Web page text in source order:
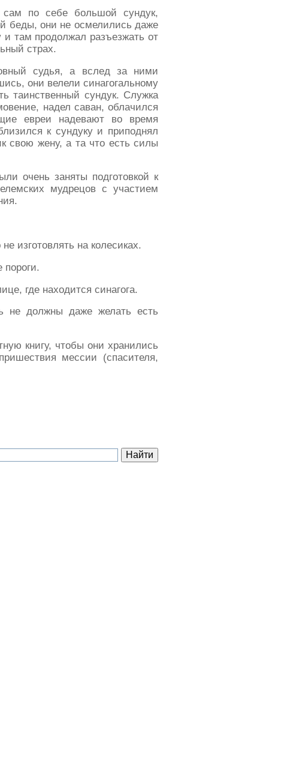
по себе большой сундук,
беды, они не осмелились даже
и там продолжал разъезжать от
страх.
судья, а вслед за ними
они велели синагогальному
таинственный сундук. Служка
надел саван, облачился
евреи надевают во время
к сундуку и приподнял
свою жену, а та что есть силы
очень заняты подготовкой к
мудрецов с участием
изготовлять на колесиках.
пороги.
где находится синагога.
не должны даже желать есть
книгу, чтобы они хранились
мессии (спасителя,